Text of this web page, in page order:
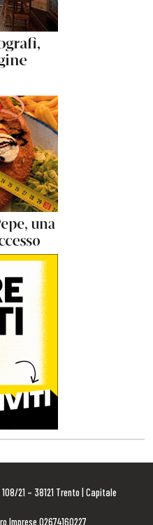
21 – 38121 Trento | Capitale
Imprese 02674160227